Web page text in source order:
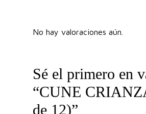
No hay valoraciones aún.
Sé el primero en
“CUNE
de 12)”